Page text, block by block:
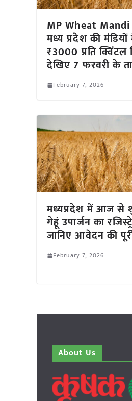
MP Wheat
मध्य प्रदेश की
₹3000 प्रति क्विंटल
देखिए 7 फरवरी के
February 7, 2026
मध्यप्रदेश में आज
गेहूं उपार्जन का
जानिए आवेदन की पूरी
February 7, 2026
About Us